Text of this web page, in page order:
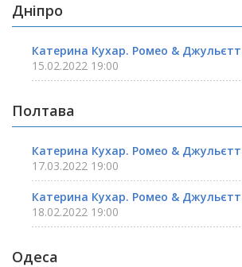
Дніпро
Катерина Кухар. Ромео &
15.02.2022 19:00
Полтава
Катерина Кухар. Ромео &
17.03.2022 19:00
Катерина Кухар. Ромео &
18.02.2022 19:00
Одеса